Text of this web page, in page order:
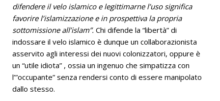
difendere il velo islamico e legittimarne l’uso significa
favorire l’islamizzazione e in prospettiva la propria
sottomissione all’islam”. Chi difende la “libertà” di
indossare il velo islamico è dunque un collaborazionista
asservito agli interessi dei nuovi colonizzatori, oppure è
un “utile idiota” , ossia un ingenuo che simpatizza con
l’”occupante” senza rendersi conto di essere manipolato
dallo stesso.